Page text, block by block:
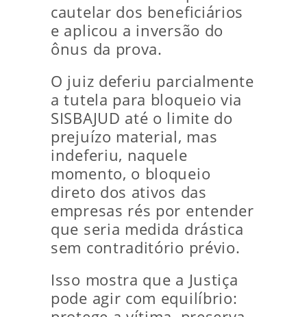
cautelar dos beneficiários
e aplicou a inversão do
ônus da prova.
O juiz deferiu parcialmente
a tutela para bloqueio via
SISBAJUD até o limite do
prejuízo material, mas
indeferiu, naquele
momento, o bloqueio
direto dos ativos das
empresas rés por entender
que seria medida drástica
sem contraditório prévio.
Isso mostra que a Justiça
pode agir com equilíbrio: